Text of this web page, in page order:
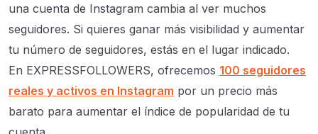
una cuenta de Instagram cambia al ver muchos
seguidores. Si quieres ganar más visibilidad y aumentar
tu número de seguidores, estás en el lugar indicado.
En EXPRESSFOLLOWERS, ofrecemos 100 seguidores
reales y activos en Instagram por un precio más
barato para aumentar el índice de popularidad de tu